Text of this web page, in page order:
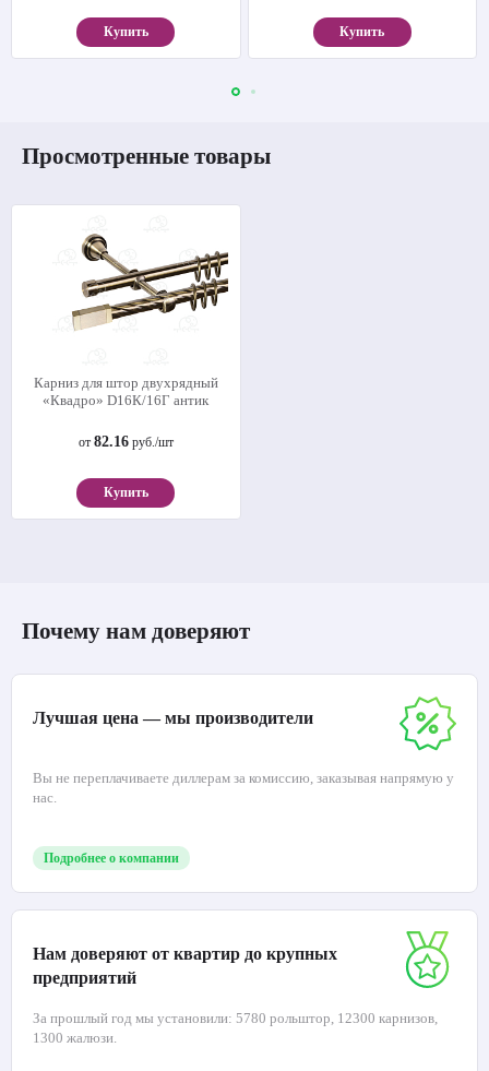
Купить Купить
Просмотренные товары
Карниз для штор двухрядный
«Квадро» D16К/16Г антик
от 82.16руб./шт
Купить
Почему нам доверяют
Лучшая цена — мы производители
Вы не переплачиваете диллерам за комиссию, заказывая напрямую у
нас.
Подробнее о компании
Нам доверяют от квартир до крупных
предприятий
За прошлый год мы установили: 5780 рольштор, 12300 карнизов,
1300 жалюзи.